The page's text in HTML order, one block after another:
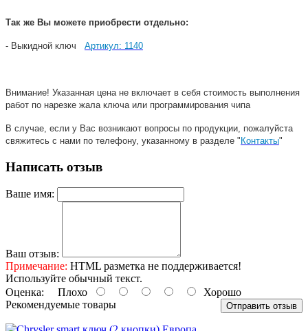
Так же Вы можете приобрести отдельно:
- Выкидной ключ Артикул: 1140
Внимание! Указанная цена не включает в себя стоимость выполнения
работ по нарезке жала ключа или программирования чипа
В случае, если у Вас возникают вопросы по продукции, пожалуйста
свяжитесь с нами по телефону, указанному в разделе " Контакты"
Написать отзыв
Ваше имя:
Ваш отзыв:
Примечание: HTML разметка не поддерживается!
Используйте обычный текст.
Оценка: Плохо Хорошо
Отправить отзыв
Рекомендуемые товары